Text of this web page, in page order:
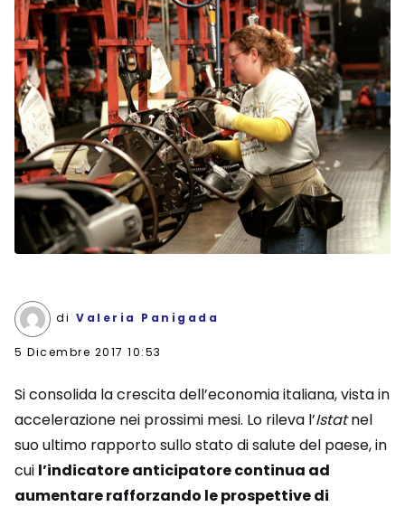
di Valeria Panigada
5 Dicembre 2017 10:53
Si consolida la crescita dell’economia italiana, vista in
accelerazione nei prossimi mesi. Lo rileva l’Istatnel
suo ultimo rapporto sullo stato di salute del paese, in
cui l’indicatore anticipatore continua ad
aumentare rafforzando le prospettive di